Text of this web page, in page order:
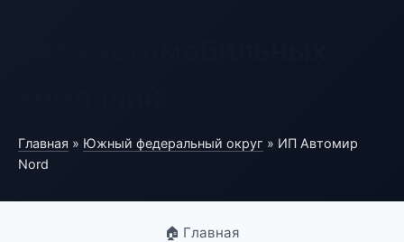
Главная » Южный федеральный округ » ИП Автомир
Nord
🏠 Главная